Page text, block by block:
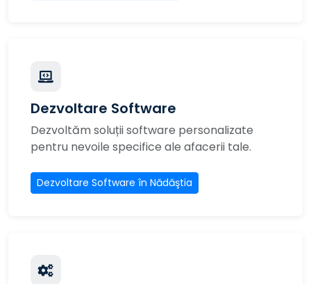
Dezvoltare Software
Dezvoltăm soluții software personalizate
pentru nevoile specifice ale afacerii tale.
Dezvoltare Software în Nădăştia